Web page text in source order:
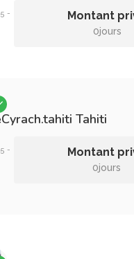
- Montant
0jours
Tahiti
- Montant
0jours